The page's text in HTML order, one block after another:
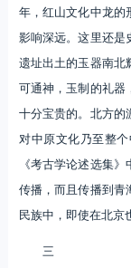
年，红山文化中龙的
影响深远。这里还是
遗址出土的玉器南北
可通神，玉制的礼器
十分宝贵的。北方的
对中原文化乃至整
《考古学论述选集
传播，而且传播到青
民族中，即使在北京
三